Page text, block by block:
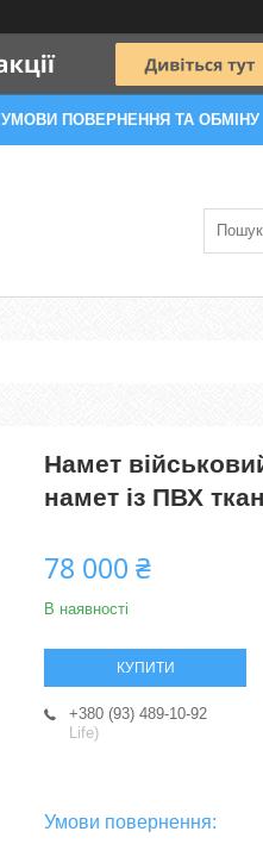
УМОВИ ПОВЕРНЕННЯ ТА ОБМІНУ
Намет
намет із ПВХ
78 000 ₴
В наявності
КУПИТИ
+380 (93) 489-10-92
Life)